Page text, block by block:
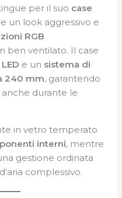
per il suo case
un look aggressivo e
RGB
ben ventilato. Il case
e un sistema di
240 mm, garantendo
durante le
in vetro temperato
interni, mentre
gestione ordinata
complessivo.